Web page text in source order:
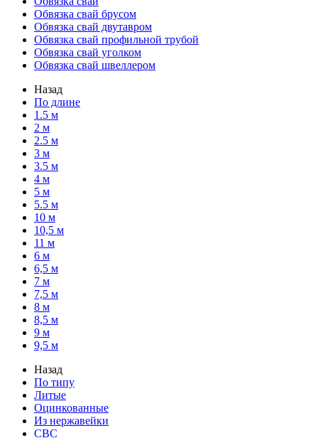
Обвязка свай брусом
Обвязка свай двутавром
Обвязка свай профильной трубой
Обвязка свай уголком
Обвязка свай швеллером
Назад
По длине
1.5 м
2 м
2.5 м
3 м
3.5 м
4 м
5 м
5.5 м
10 м
10,5 м
11 м
6 м
6,5 м
7 м
7,5 м
8 м
8,5 м
9 м
9,5 м
Назад
По типу
Литые
Оцинкованные
Из нержавейки
СВС